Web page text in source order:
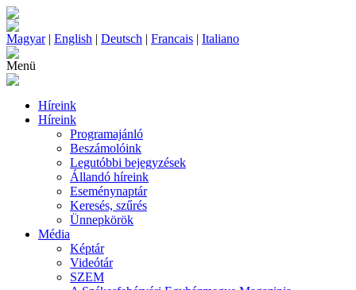
Magyar| English | Deutsch | Francais | Italiano
Menü
Híreink
Híreink
Programajánló
Beszámolóink
Legutóbbi bejegyzések
Állandó híreink
Eseménynaptár
Keresés, szűrés
Ünnepkörök
Média
Képtár
Videótár
SZEM